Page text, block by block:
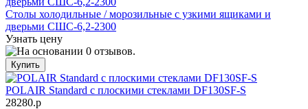
Столы холодильные / морозильные с узкими ящиками и
дверьми СШС-6,2-2300
Узнать цену
POLAIR Standard с плоскими стеклами DF130SF-S
28280.р